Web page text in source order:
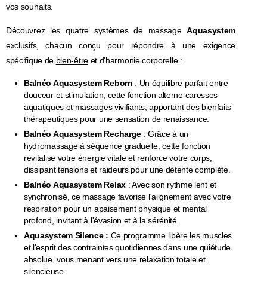
vos souhaits.
Découvrez les quatre systèmes de massageAquasystem
exclusifs, chacun conçu pour répondre à une exigence
spécifique de bien-êtreet d'harmonie corporelle :
Balnéo Aquasystem Reborn : Un équilibre parfait entre
douceur et stimulation, cette fonction alterne caresses
aquatiques et massages vivifiants, apportant des bienfaits
thérapeutiques pour une sensation de renaissance.
Balnéo Aquasystem Recharge : Grâce à un
hydromassage à séquence graduelle, cette fonction
revitalise votre énergie vitale et renforce votre corps,
dissipant tensions et raideurs pour une détente complète.
Balnéo Aquasystem Relax: Avec son rythme lent et
synchronisé, ce massage favorise l'alignement avec votre
respiration pour un apaisement physique et mental
profond, invitant à l'évasion et à la sérénité.
Aquasystem Silence : Ce programme libère les muscles
et l'esprit des contraintes quotidiennes dans une quiétude
absolue, vous menant vers une relaxation totale et
silencieuse.